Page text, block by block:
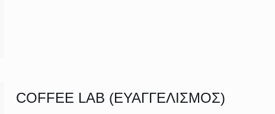
COFFEE LAB (ΕΥΑΓΓΕΛΙΣΜΟΣ)